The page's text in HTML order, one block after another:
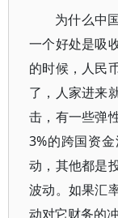
为什么中
一个好处是吸
的时候，人民
了，人家进来
击，有一些弹
3%的跨国资
动，其他都是
波动。如果汇
动对它财务的冲